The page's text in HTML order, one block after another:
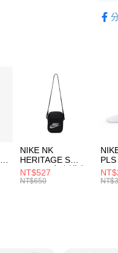
【
３
【
１
付
２
３
／
※
絡
先
１
每
每
付
每
NIKE NK
HERITAGE S
SMIT 男女 側背包
BA5871010
NT$527
NT$650
144
襪